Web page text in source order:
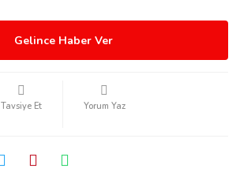
Gelince Haber Ver
Tavsiye Et Yorum Yaz